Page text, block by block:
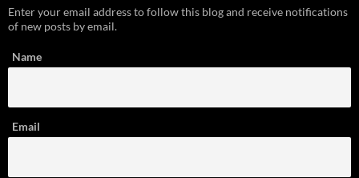
Enter your email address to follow this blog and receive notifications
of new posts by email.
Name
Email